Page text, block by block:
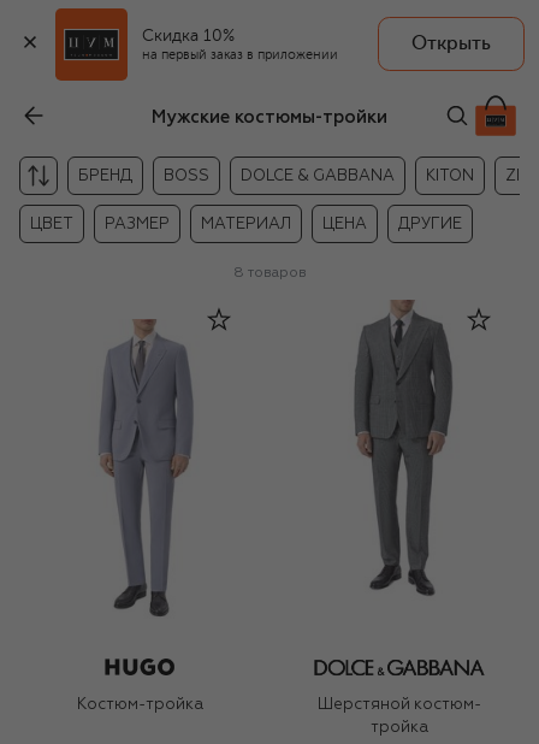
Скидка 10%
на первый заказ в приложении
Открыть
Мужские костюмы-тройки
БРЕНД BOSS DOLCE & GABBANA KITON ZILLI
ЦВЕТ РАЗМЕР МАТЕРИАЛ ЦЕНА ДРУГИЕ
8 товаров
Костюм-тройка
Шерстяной костюм-
тройка